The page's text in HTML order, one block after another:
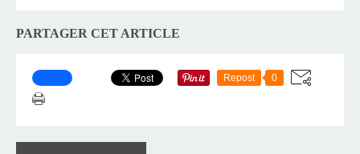
PARTAGER CET ARTICLE
Repost 0